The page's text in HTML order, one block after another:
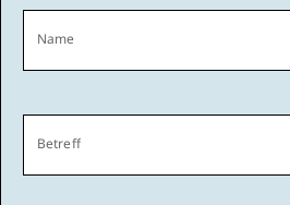
Name
Betreff